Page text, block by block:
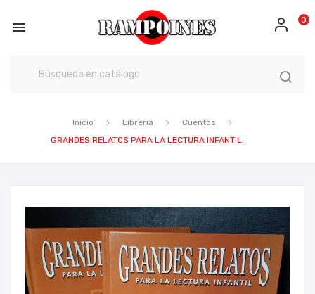
 0
Inicio Librería
Cuentos
GRANDES RELATOS PARA LA LECTURA INFANTIL.